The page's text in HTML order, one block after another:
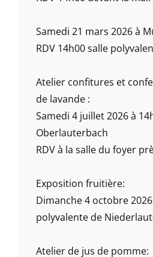
Samedi 21 mars 2026 à
RDV 14h00 salle
Atelier confitures et
de lavande :
Samedi 4 juillet 2026 à
Oberlauterbach
RDV à la salle du foyer
Exposition fruitière:
Dimanche 4 octobre
polyvalente de
Atelier de jus de pomme: